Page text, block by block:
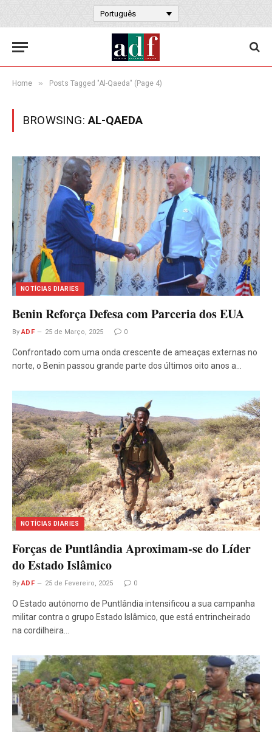
Português
Home » Posts Tagged "Al-Qaeda" (Page 4)
BROWSING:AL-QAEDA
NOTÍCIAS DIARIES
Benin Reforça Defesa com Parceria dos EUA
By ADF 25 de Março, 2025 0
Confrontado com uma onda crescente de ameaças externas no
norte, o Benin passou grande parte dos últimos oito anos a…
NOTÍCIAS DIARIES
Forças de Puntlândia Aproximam-se do Líder
do Estado Islâmico
By ADF 25 de Fevereiro, 2025 0
O Estado autónomo de Puntlândia intensificou a sua campanha
militar contra o grupo Estado Islâmico, que está entrincheirado
na cordilheira…